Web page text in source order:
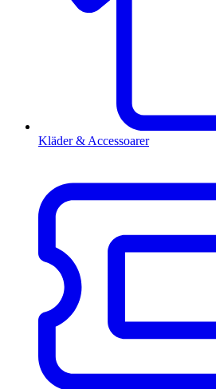
Kläder & Accessoarer